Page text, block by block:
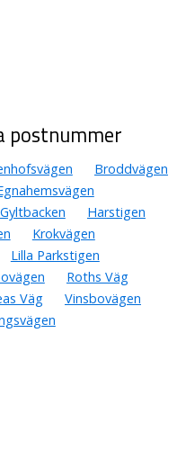
postnummer
Broddvägen
Gyltbacken
Harstigen
Krokvägen
Lilla Parkstigen
Roths Väg
Väg
Vinsbovägen